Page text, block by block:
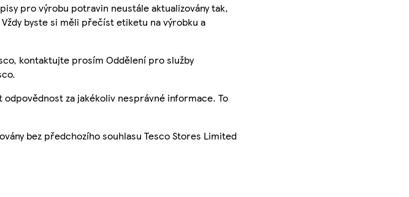
pro výrobu potravin neustále aktualizovány tak,
byste si měli přečíst etiketu na výrobku a
kontaktujte prosím Oddělení pro služby
za jakékoliv nesprávné informace. To
bez předchozího souhlasu Tesco Stores Limited